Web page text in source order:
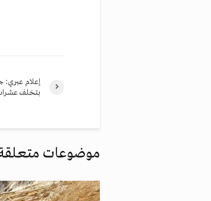
إعلام عبري:
بتخلف
موضوعات